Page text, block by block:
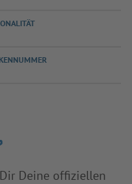
Deine offiziellen